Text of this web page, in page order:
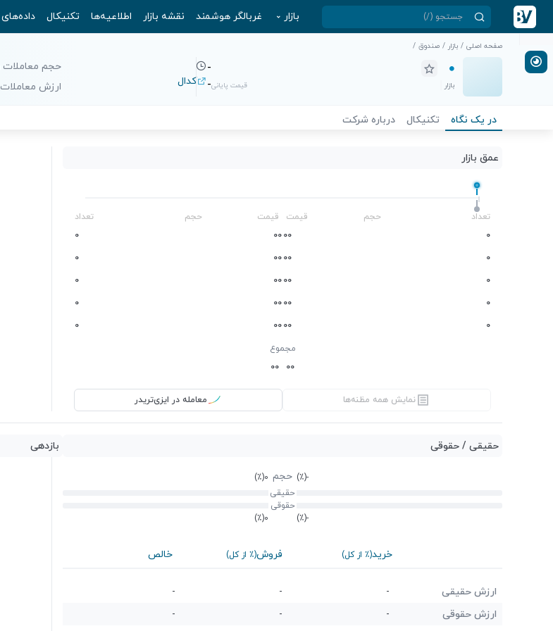
بازار غربالگر هوشمند نقشه بازار اطلاعیه‌ها تکنیکال
صفحه اصلی / بازار / صندوق /
-
بازار قیمت پایانی- کدال
حجم معاملات
ارزش معاملات
در یک نگاه تکنیکال درباره شرکت
عمق بازار
-
تعداد حجم قیمت قیمت حجم
تعداد
0
0
0
0
0
0
0
0
0
0
0
0
0
0
0
0
0
0
0
0
0
0
0
0
0
0
0
0
0
0
مجموع
0
0
0
0
نمایش همه مظنه‌ها معامله در ایزی‌تریدر
حقیقی / حقوقی
-(٪) حجم 0(٪)
حقیقی
حقوقی
-(٪) 0(٪)
خرید(٪ از کل) فروش(٪ از کل) خالص
ارزش حقیقی -
-
-
ارزش حقوقی
-
-
-
بازدهی